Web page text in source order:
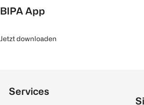
BIPA App
Jetzt downloaden
Services